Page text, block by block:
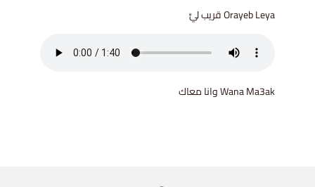
Orayeb Leya قريب ليَّ
Wana Ma3ak وانا معاك